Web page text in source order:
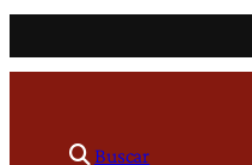
para
conteúdo
Buscar